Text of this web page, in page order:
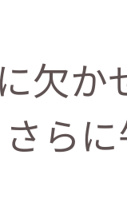
欠か
ら